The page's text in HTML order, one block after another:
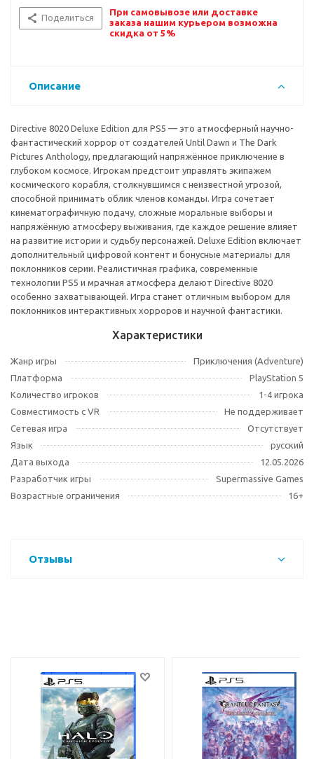
Поделиться
При самовывозе или доставке
заказа нашим курьером возможна
скидка от 5%
Описание
Directive 8020 Deluxe Edition для PS5 — это атмосферный научно-
фантастический хоррор от создателей Until Dawn и The Dark
Pictures Anthology, предлагающий напряжённое приключение в
глубоком космосе. Игрокам предстоит управлять экипажем
космического корабля, столкнувшимся с неизвестной угрозой,
способной принимать облик членов команды. Игра сочетает
кинематографичную подачу, сложные моральные выборы и
напряжённую атмосферу выживания, где каждое решение влияет
на развитие истории и судьбу персонажей. Deluxe Edition включает
дополнительный цифровой контент и бонусные материалы для
поклонников серии. Реалистичная графика, современные
технологии PS5 и мрачная атмосфера делают Directive 8020
особенно захватывающей. Игра станет отличным выбором для
поклонников интерактивных хорроров и научной фантастики.
Характеристики
Жанр игры
Приключения (Adventure)
Платформа
PlayStation 5
Количество игроков
1-4 игрока
Совместимость с VR
Не поддерживает
Сетевая игра
Отсутствует
Язык
русский
Дата выхода
12.05.2026
Разработчик игры
Supermassive Games
Возрастные ограничения
16+
Отзывы